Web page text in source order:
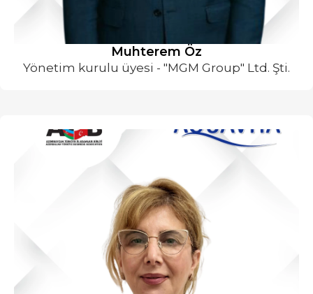
Muhterem Öz
Yönetim kurulu üyesi - "MGM Group" Ltd. Şti.